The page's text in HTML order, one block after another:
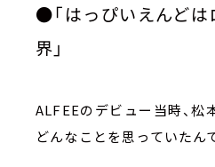
●「はっぴいえんど
界」
ALFEEのデビュー当時、
どんなことを思っていたん